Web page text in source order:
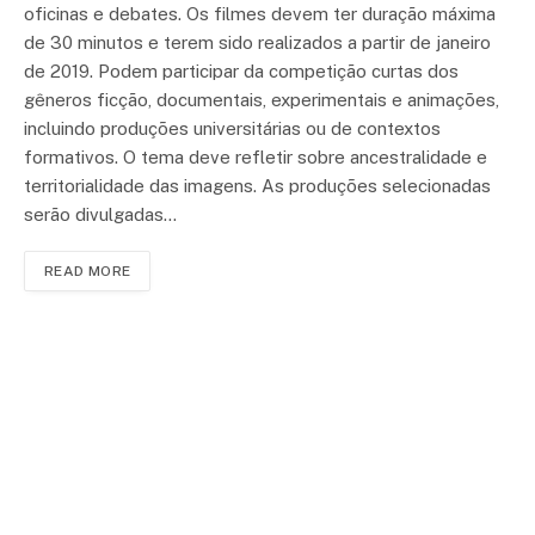
oficinas e debates. Os filmes devem ter duração máxima
de 30 minutos e terem sido realizados a partir de janeiro
de 2019. Podem participar da competição curtas dos
gêneros ficção, documentais, experimentais e animações,
incluindo produções universitárias ou de contextos
formativos. O tema deve refletir sobre ancestralidade e
territorialidade das imagens. As produções selecionadas
serão divulgadas…
READ MORE